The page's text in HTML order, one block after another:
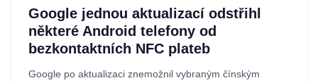
Google jednou aktualizací odstřihl
některé Android telefony od
bezkontaktních NFC plateb
Google po aktualizaci znemožnil vybraným čínským